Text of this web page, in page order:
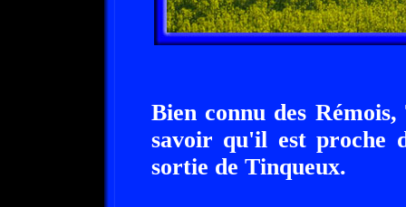
Bien connu des
savoir qu'il est proche
sortie de Tinqueux.